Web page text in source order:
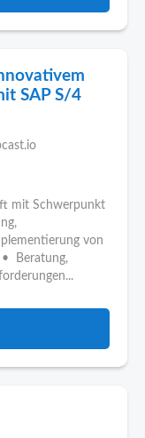
SAP S/4
mit Schwerpunkt
von
• Beratung,